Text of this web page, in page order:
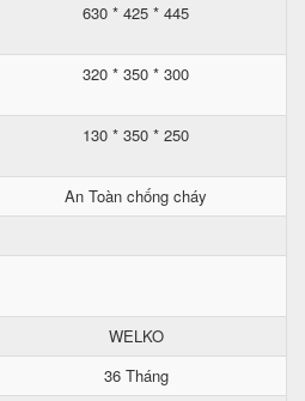
630 * 425 * 445
320 * 350 * 300
130 * 350 * 250
An Toàn chống cháy
WELKO
36 Tháng